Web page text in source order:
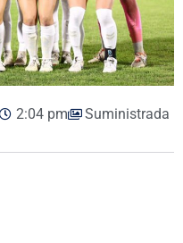
2:04 pm Suministrada